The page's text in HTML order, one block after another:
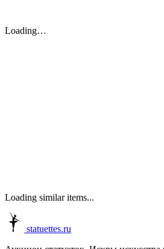
Loading…
Loading similar items...
statuettes.ru